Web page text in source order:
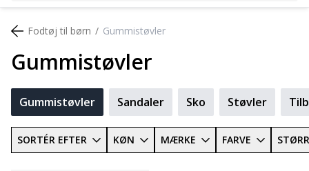
Gummistøvler Sandaler Sko Støvler
Fodtøj til børn Gummistøvler
Gummistøvler
SORTÉR EFTER KØN MÆRKE FARVE